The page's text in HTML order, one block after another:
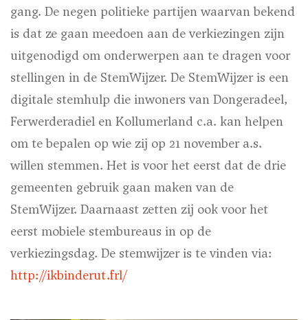
gang. De negen politieke partijen waarvan bekend
is dat ze gaan meedoen aan de verkiezingen zijn
uitgenodigd om onderwerpen aan te dragen voor
stellingen in de StemWijzer. De StemWijzer is een
digitale stemhulp die inwoners van Dongeradeel,
Ferwerderadiel en Kollumerland c.a. kan helpen
om te bepalen op wie zij op 21 november a.s.
willen stemmen. Het is voor het eerst dat de drie
gemeenten gebruik gaan maken van de
StemWijzer. Daarnaast zetten zij ook voor het
eerst mobiele stembureaus in op de
verkiezingsdag. De stemwijzer is te vinden via:
http://ikbinderut.frl/